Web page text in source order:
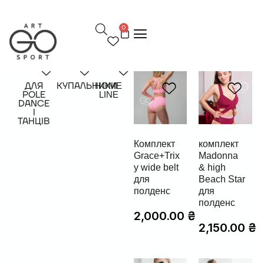
р
е
й
м
0
ДЛЯ
POLE
DANCE
І
ТАНЦІВ
КУПАЛЬНИКИ
HOME
LINE
Комплект
Grace+Trix
y wide belt
для
полденс
2,000.00 ₴
комплект
Madonna
& high
Beach Star
для
полденс
2,150.00 ₴